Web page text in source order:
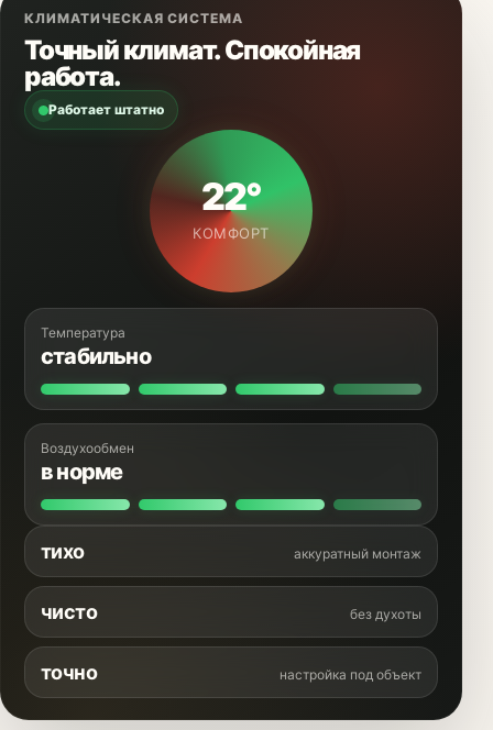
КЛИМАТИЧЕСКАЯ СИСТЕМА
Точный климат. Спокойная
работа.
Работает штатно
22°
КОМФОРТ
Температура
стабильно
Воздухообмен
в норме
тихо аккуратный монтаж
чисто без духоты
точно настройка под объект